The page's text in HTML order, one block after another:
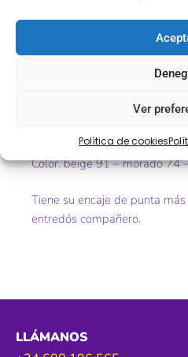
Ver
Política de cookies
Descripción
Puntilla de guipur / tul
Color. beige 91 – morado 74
Tiene su encaje de punta
entredós compañero.
LLÁMANOS